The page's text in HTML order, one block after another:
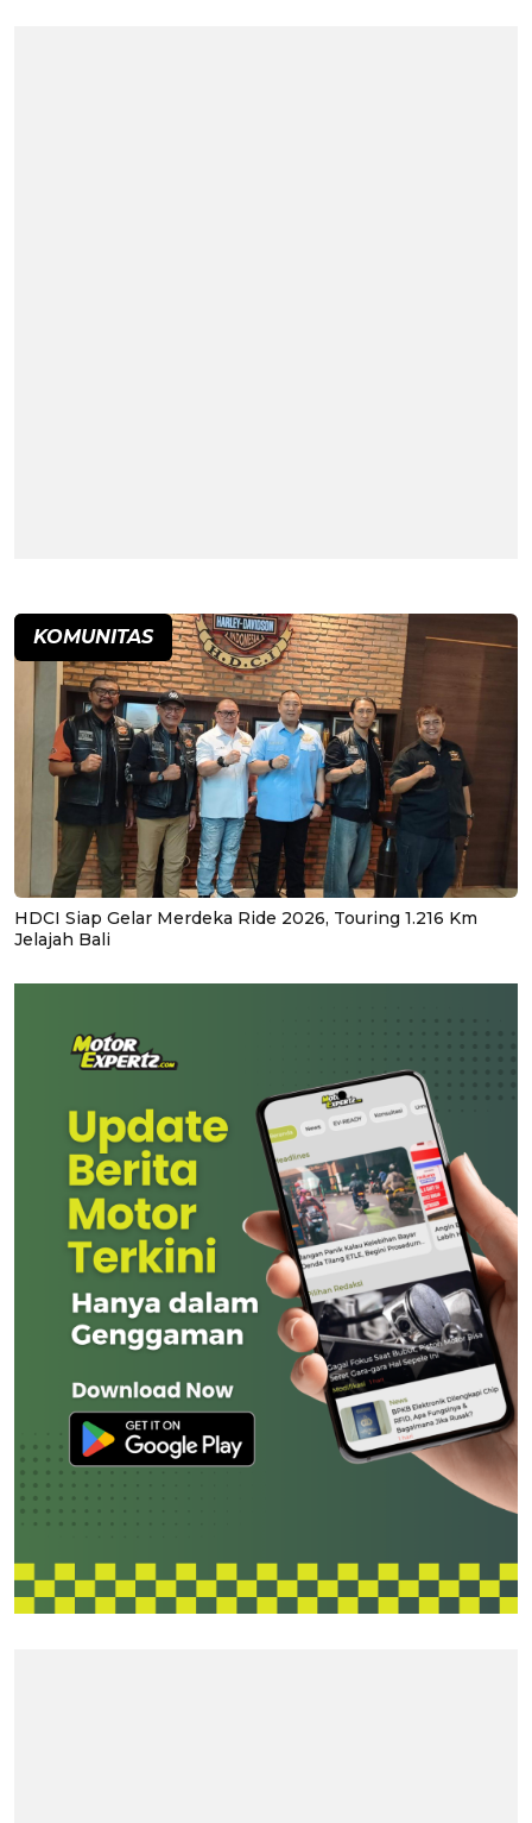
KOMUNITAS
HDCI Siap Gelar Merdeka Ride 2026, Touring 1.216 Km
Jelajah Bali